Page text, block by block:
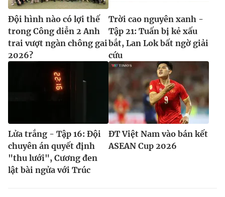
Đội hình nào có lợi thế
trong Công diễn 2 Anh
trai vượt ngàn chông gai
2026?
Trời cao nguyên xanh -
Tập 21: Tuấn bị kẻ xấu
bắt, Lan Lok bất ngờ giải
cứu
Lửa trắng - Tập 16: Đội
chuyên án quyết định
"thu lưới", Cương đen
lật bài ngửa với Trúc
ĐT Việt Nam vào bán kết
ASEAN Cup 2026